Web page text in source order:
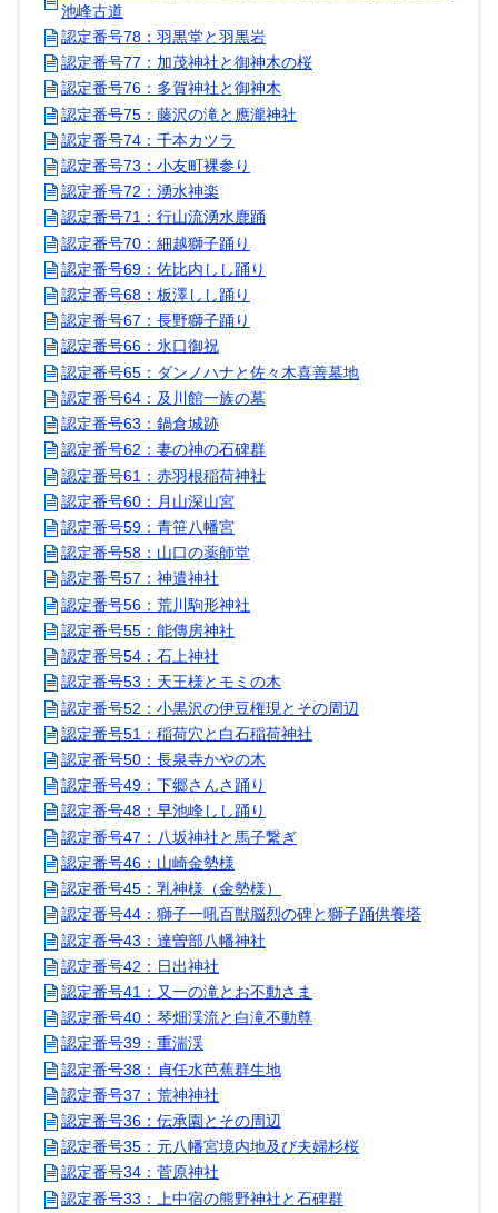
池峰古道
認定番号78：羽黒堂と羽黒岩
認定番号77：加茂神社と御神木の桜
認定番号76：多賀神社と御神木
認定番号75：藤沢の滝と應瀧神社
認定番号74：千本カツラ
認定番号73：小友町裸参り
認定番号72：湧水神楽
認定番号71：行山流湧水鹿踊
認定番号70：細越獅子踊り
認定番号69：佐比内しし踊り
認定番号68：板澤しし踊り
認定番号67：長野獅子踊り
認定番号66：氷口御祝
認定番号65：ダンノハナと佐々木喜善墓地
認定番号64：及川館一族の墓
認定番号63：鍋倉城跡
認定番号62：妻の神の石碑群
認定番号61：赤羽根稲荷神社
認定番号60：月山深山宮
認定番号59：青笹八幡宮
認定番号58：山口の薬師堂
認定番号57：神遣神社
認定番号56：荒川駒形神社
認定番号55：能傳房神社
認定番号54：石上神社
認定番号53：天王様とモミの木
認定番号52：小黒沢の伊豆権現とその周辺
認定番号51：稲荷穴と白石稲荷神社
認定番号50：長泉寺かやの木
認定番号49：下郷さんさ踊り
認定番号48：早池峰しし踊り
認定番号47：八坂神社と馬子繋ぎ
認定番号46：山崎金勢様
認定番号45：乳神様（金勢様）
認定番号44：獅子一吼百獣脳烈の碑と獅子踊供養塔
認定番号43：達曽部八幡神社
認定番号42：日出神社
認定番号41：又一の滝とお不動さま
認定番号40：琴畑渓流と白滝不動尊
認定番号39：重湍渓
認定番号38：貞任水芭蕉群生地
認定番号37：荒神神社
認定番号36：伝承園とその周辺
認定番号35：元八幡宮境内地及び夫婦杉桜
認定番号34：菅原神社
認定番号33：上中宿の熊野神社と石碑群